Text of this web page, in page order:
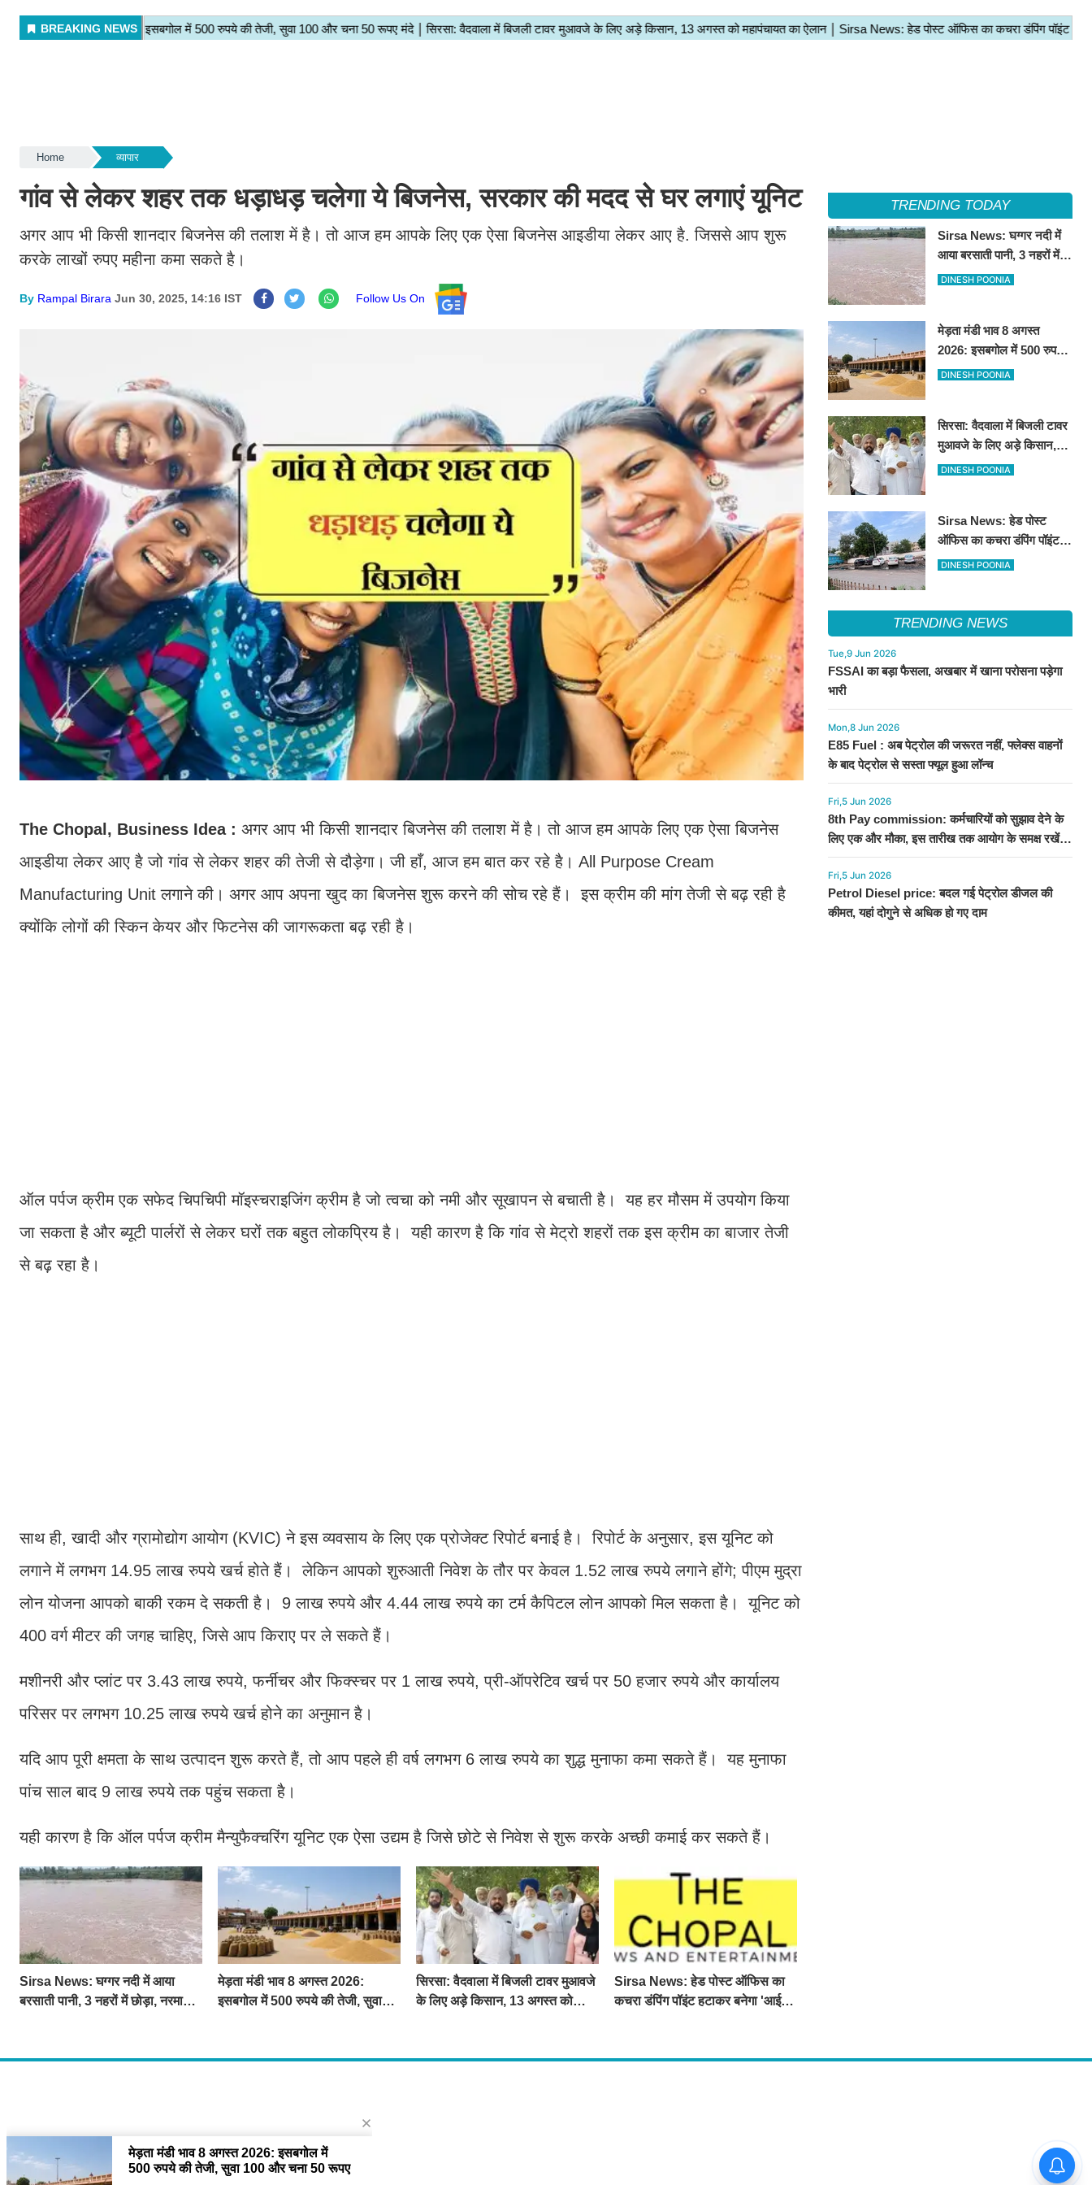
Home व्यापार
गांव से लेकर शहर तक धड़ाधड़ चलेगा ये बिजनेस, सरकार की मदद से घर लगाएं यूनिट
अगर आप भी किसी शानदार बिजनेस की तलाश में है। तो आज हम आपके लिए एक ऐसा बिजनेस आइडीया लेकर आए है. जिससे आप शुरू
करके लाखों रुपए महीना कमा सकते है।
By Rampal Birara Jun 30, 2025, 14:16 IST Follow Us On
The Chopal, Business Idea : अगर आप भी किसी शानदार बिजनेस की तलाश में है। तो आज हम आपके लिए एक ऐसा बिजनेस
आइडीया लेकर आए है जो गांव से लेकर शहर की तेजी से दौड़ेगा। जी हाँ, आज हम बात कर रहे है। All Purpose Cream
Manufacturing Unit लगाने की। अगर आप अपना खुद का बिजनेस शुरू करने की सोच रहे हैं। इस क्रीम की मांग तेजी से बढ़ रही है
क्योंकि लोगों की स्किन केयर और फिटनेस की जागरूकता बढ़ रही है।
ऑल पर्पज क्रीम एक सफेद चिपचिपी मॉइस्चराइजिंग क्रीम है जो त्वचा को नमी और सूखापन से बचाती है। यह हर मौसम में उपयोग किया
जा सकता है और ब्यूटी पार्लरों से लेकर घरों तक बहुत लोकप्रिय है। यही कारण है कि गांव से मेट्रो शहरों तक इस क्रीम का बाजार तेजी
से बढ़ रहा है।
साथ ही, खादी और ग्रामोद्योग आयोग (KVIC) ने इस व्यवसाय के लिए एक प्रोजेक्ट रिपोर्ट बनाई है। रिपोर्ट के अनुसार, इस यूनिट को
लगाने में लगभग 14.95 लाख रुपये खर्च होते हैं। लेकिन आपको शुरुआती निवेश के तौर पर केवल 1.52 लाख रुपये लगाने होंगे; पीएम मुद्रा
लोन योजना आपको बाकी रकम दे सकती है। 9 लाख रुपये और 4.44 लाख रुपये का टर्म कैपिटल लोन आपको मिल सकता है। यूनिट को
400 वर्ग मीटर की जगह चाहिए, जिसे आप किराए पर ले सकते हैं।
मशीनरी और प्लांट पर 3.43 लाख रुपये, फर्नीचर और फिक्स्चर पर 1 लाख रुपये, प्री-ऑपरेटिव खर्च पर 50 हजार रुपये और कार्यालय
परिसर पर लगभग 10.25 लाख रुपये खर्च होने का अनुमान है।
यदि आप पूरी क्षमता के साथ उत्पादन शुरू करते हैं, तो आप पहले ही वर्ष लगभग 6 लाख रुपये का शुद्ध मुनाफा कमा सकते हैं। यह मुनाफा
पांच साल बाद 9 लाख रुपये तक पहुंच सकता है।
यही कारण है कि ऑल पर्पज क्रीम मैन्युफैक्चरिंग यूनिट एक ऐसा उद्यम है जिसे छोटे से निवेश से शुरू करके अच्छी कमाई कर सकते हैं।
Sirsa News: घग्गर नदी में आया
बरसाती पानी, 3 नहरों में छोड़ा, नरमा
मेड़ता मंडी भाव 8 अगस्त 2026:
इसबगोल में 500 रुपये की तेजी, सुवा
सिरसा: वैदवाला में बिजली टावर मुआवजे
के लिए अड़े किसान, 13 अगस्त को
Sirsa News: हेड पोस्ट ऑफिस का
कचरा डंपिंग पॉइंट हटाकर बनेगा 'आई
TRENDING TODAY
Sirsa News: घग्गर नदी में
आया बरसाती पानी, 3 नहरों में
छोड़ा, नरमा और ग्वार फसल को
DINESH POONIA
मेड़ता मंडी भाव 8 अगस्त
2026: इसबगोल में 500 रुपये
की तेजी, सुवा 100 और चना 50
DINESH POONIA
सिरसा: वैदवाला में बिजली टावर
मुआवजे के लिए अड़े किसान,
13 अगस्त को महापंचायत का
DINESH POONIA
Sirsa News: हेड पोस्ट
ऑफिस का कचरा डंपिंग पॉइंट
हटाकर बनेगा 'आई लव सिरसा'
DINESH POONIA
TRENDING NEWS
Tue,9 Jun 2026
FSSAI का बड़ा फैसला, अखबार में खाना परोसना पड़ेगा
भारी
Mon,8 Jun 2026
E85 Fuel : अब पेट्रोल की जरूरत नहीं, फ्लेक्स वाहनों
के बाद पेट्रोल से सस्ता फ्यूल हुआ लॉन्च
Fri,5 Jun 2026
8th Pay commission: कर्मचारियों को सुझाव देने के
लिए एक और मौका, इस तारीख तक आयोग के समक्ष रखें
अपनी बात
Fri,5 Jun 2026
Petrol Diesel price: बदल गई पेट्रोल डीजल की
कीमत, यहां दोगुने से अधिक हो गए दाम
दुनियाभर की दिलचस्प खबरें, जनता की राय, बड़े मुद्दों पर विश्लेषण.
Contact Us
The Chopal Address : Sirsa, Haryana ( 125055 ) If you want to any Agriculture News, mandi rates,